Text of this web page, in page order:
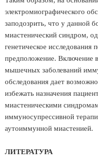
электромиографического
заподозрить, что у данной
миастенический синдром,
генетическое исследования
предположение. Включение
мышечных заболеваний
обследования дает
избежать назначения
миастеническими
иммуносупрессивной
аутоиммунной миастенией.
ЛИТЕРАТУРА